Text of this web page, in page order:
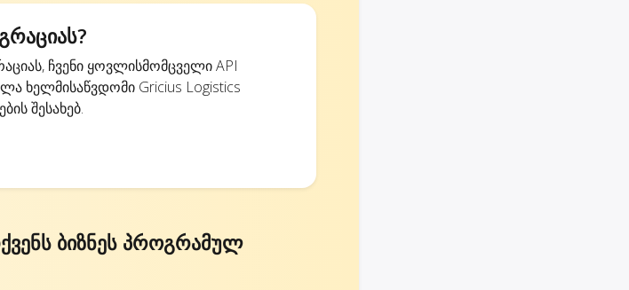
ჩვენი ყოვლისმომცველი API
ხელმისაწვდომი Gricius Logistics
შესახებ.
ბიზნეს პროგრამულ